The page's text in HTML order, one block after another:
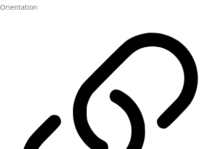
Orientation